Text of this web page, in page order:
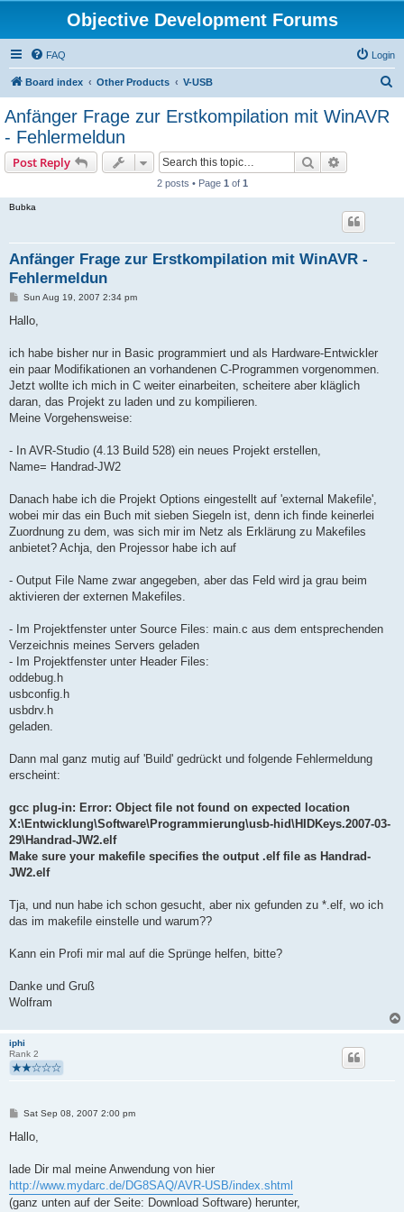
Objective Development Forums
FAQ Login
Board index Other Products V-USB
Anfänger Frage zur Erstkompilation mit WinAVR
- Fehlermeldun
Post Reply Search
2 posts • Page 1 of 1
Bubka
Anfänger Frage zur Erstkompilation mit WinAVR -
Fehlermeldun
P
s
Sun Aug 19, 2007 2:34 pm
Hallo,
ich habe bisher nur in Basic programmiert und als Hardware-Entwickler
ein paar Modifikationen an vorhandenen C-Programmen vorgenommen.
Jetzt wollte ich mich in C weiter einarbeiten, scheitere aber kläglich
daran, das Projekt zu laden und zu kompilieren.
Meine Vorgehensweise:
- In AVR-Studio (4.13 Build 528) ein neues Projekt erstellen,
Name= Handrad-JW2
Danach habe ich die Projekt Options eingestellt auf 'external Makefile',
wobei mir das ein Buch mit sieben Siegeln ist, denn ich finde keinerlei
Zuordnung zu dem, was sich mir im Netz als Erklärung zu Makefiles
anbietet? Achja, den Projessor habe ich auf
- Output File Name zwar angegeben, aber das Feld wird ja grau beim
aktivieren der externen Makefiles.
- Im Projektfenster unter Source Files: main.c aus dem entsprechenden
Verzeichnis meines Servers geladen
- Im Projektfenster unter Header Files:
oddebug.h
usbconfig.h
usbdrv.h
geladen.
Dann mal ganz mutig auf 'Build' gedrückt und folgende Fehlermeldung
erscheint:
gcc plug-in: Error: Object file not found on expected location
X:\Entwicklung\Software\Programmierung\usb-hid\HIDKeys.2007-03-
29\Handrad-JW2.elf
Make sure your makefile specifies the output .elf file as Handrad-
JW2.elf
Tja, und nun habe ich schon gesucht, aber nix gefunden zu *.elf, wo ich
das im makefile einstelle und warum??
Kann ein Profi mir mal auf die Sprünge helfen, bitte?
Danke und Gruß
Wolfram
iphi
Rank 2
P
s
Sat Sep 08, 2007 2:00 pm
Hallo,
lade Dir mal meine Anwendung von hier
http://www.mydarc.de/DG8SAQ/AVR-USB/index.shtml
(ganz unten auf der Seite: Download Software) herunter,